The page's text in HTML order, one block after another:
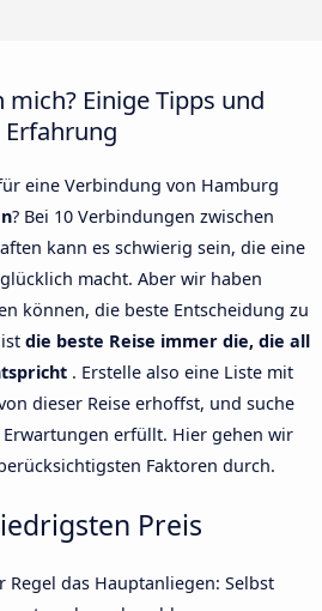
Einige Tipps und
eine Verbindung von Hamburg
? Bei 10 Verbindungen zwischen
kann es schwierig sein, die eine
macht. Aber wir haben
können, die beste Entscheidung zu
die beste Reise immer die, die all
. Erstelle also eine Liste mit
dieser Reise erhoffst, und suche
Erwartungen erfüllt. Hier gehen wir
Faktoren durch.
Preis
Regel das Hauptanliegen: Selbst